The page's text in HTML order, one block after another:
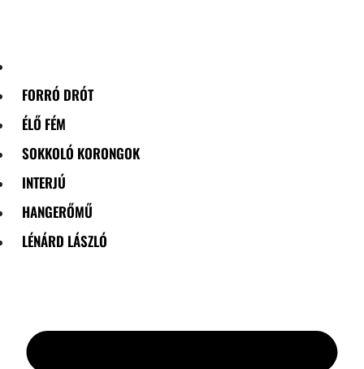
FORRÓ DRÓT
ÉLŐ FÉM
SOKKOLÓ KORONGOK
INTERJÚ
HANGERŐMŰ
LÉNÁRD LÁSZLÓ